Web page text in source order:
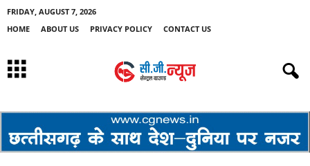
FRIDAY, AUGUST 7, 2026
HOME
ABOUT US PRIVACY POLICY CONTACT US